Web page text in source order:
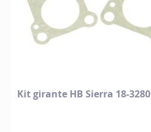
Kit girante HB Sierra 18-3280